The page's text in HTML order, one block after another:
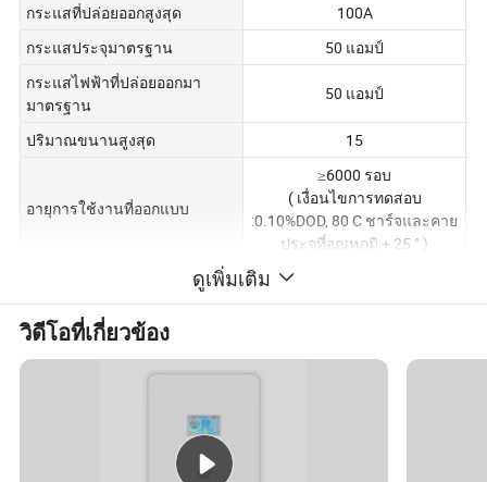
กระแสที่ปล่อยออกสูงสุด
100A
กระแสประจุมาตรฐาน
50 แอมป์
กระแสไฟฟ้าที่ปล่อยออกมา
มาตรฐาน
50 แอมป์
ปริมาณขนานสูงสุด 15
อายุการใช้งานที่ออกแบบ
≥6000 รอบ
( เงื่อนไขการทดสอบ
:0.10%DOD, 80 C ชาร์จและคาย
ประจุที่อุณหภูมิ + 25 ° )
อุณหภูมิในการทำงาน
ค่าบริการ : 0 ° ขึ้นไปด้านบน ~
60 ขึ้นไปด้านบน
ระดับความสูงการทำงานปกติ
ดูเพิ่มเติม
วิดีโอที่เกี่ยวข้อง